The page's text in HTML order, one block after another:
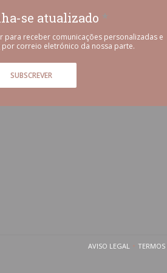
se atualizado *
para receber comunicações personalizadas e
correio eletrónico da nossa parte.
SUBSCREVER
nova janela))
JANELA)) AVISO LEGAL((ABRE NUMA